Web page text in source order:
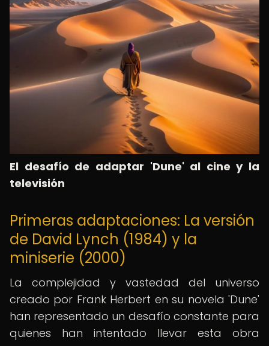
El desafío de adaptar 'Dune' al cine y la
televisión
Primeras adaptaciones: La versión
de David Lynch (1984) y la
miniserie (2000)
La complejidad y vastedad del universo
creado por Frank Herbert en su novela 'Dune'
han representado un desafío constante para
quienes han intentado llevar esta obra